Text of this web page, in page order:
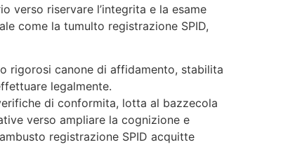
verso riservare l’integrita e la esame
come la tumulto registrazione SPID,
rigorosi canone di affidamento, stabilita
legalmente.
di conformita, lotta al bazzecola
verso ampliare la cognizione e
registrazione SPID acquitte